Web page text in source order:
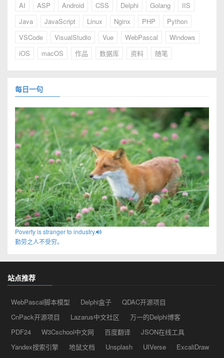
AI ASP Android CSS Delphi Golang
IIS
Java
JavaScript Linux Nginx PHP
Python
VSCode
VisualStudio Vue WebPascal
Windows
iOS
macOS 作品 数据库 资料 随笔
每日一句
Poverty is stranger to industry.
勤劳之人不受穷。
站点推荐
WebPascal脚本模型 Delphi盒子
QDAC开源项目
CnPack开源项目
Lazarus中文社区
万一的Delphi博客
PDF24
W3Cschool中文网 百度翻译
JSON在线工具
Yandex搜索引擎
地鼠文档 Unsplash UIVerse
ExcaliDraw